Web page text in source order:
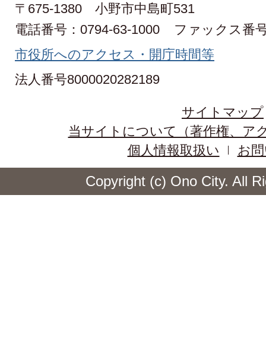
〒675-1380 小野市中島町531
電話番号：0794-63-1000
ファックス番
市役所へのアクセス・開庁時間等
法人番号8000020282189
サイトマップ
当サイトについて（著作権、ア
個人情報取扱い
お
Copyright (c) Ono City. All